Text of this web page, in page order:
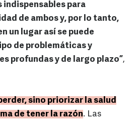
indispensables para
de ambos y, por lo tanto,
un lugar así se puede
de problemáticas y
profundas y de largo plazo”,
sino priorizar la salud
de tener la razón. Las